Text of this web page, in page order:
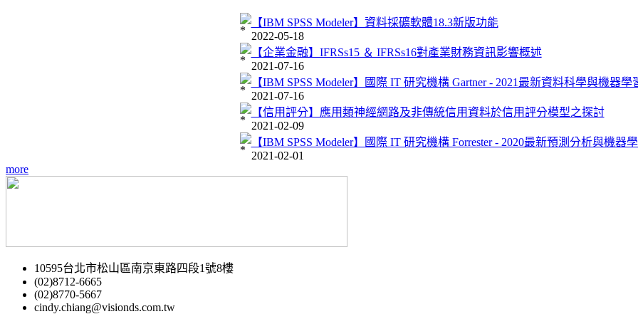
【IBM SPSS Modeler】資料採礦軟體18.3新版功能
2022-05-18
【企業金融】IFRSs15 ＆ IFRSs16對產業財務資訊影響概述
2021-07-16
【IBM SPSS Modeler】國際 IT 研究機構 Gartner - 2021最新資料科學與機器學
2021-07-16
【信用評分】應用類神經網路及非傳統信用資料於信用評分模型之探討
2021-02-09
【IBM SPSS Modeler】國際 IT 研究機構 Forrester - 2020最新預測分析與機器
2021-02-01
more
10595台北市松山區南京東路四段1號8樓
(02)8712-6665
(02)8770-5667
cindy.chiang@visionds.com.tw